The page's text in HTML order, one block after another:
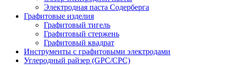
Электродная паста Содерберга
Графитовые изделия
Графитовый тигель
Графитовый стержень
Графитовый квадрат
Инструменты с графитовыми электродами
Углеродный райзер (GPC/CPC)